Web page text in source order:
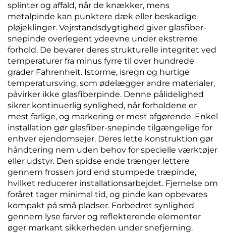
splinter og affald, når de knækker, mens
metalpinde kan punktere dæk eller beskadige
pløjeklinger. Vejrstandsdygtighed giver glasfiber-
snepinde overlegent ydeevne under ekstreme
forhold. De bevarer deres strukturelle integritet ved
temperaturer fra minus fyrre til over hundrede
grader Fahrenheit. Istorme, isregn og hurtige
temperatursving, som ødelægger andre materialer,
påvirker ikke glasfiberpinde. Denne pålidelighed
sikrer kontinuerlig synlighed, når forholdene er
mest farlige, og markering er mest afgørende. Enkel
installation gør glasfiber-snepinde tilgængelige for
enhver ejendomsejer. Deres lette konstruktion gør
håndtering nem uden behov for specielle værktøjer
eller udstyr. Den spidse ende trænger lettere
gennem frossen jord end stumpede træpinde,
hvilket reducerer installationsarbejdet. Fjernelse om
foråret tager minimal tid, og pinde kan opbevares
kompakt på små pladser. Forbedret synlighed
gennem lyse farver og reflekterende elementer
øger markant sikkerheden under snefjerning.